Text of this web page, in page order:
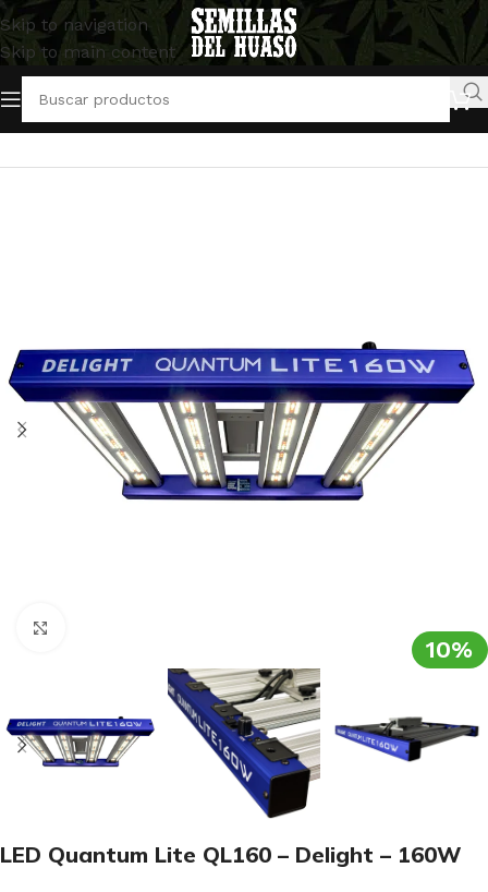
Skip to navigation
Skip to main content
Inicio/Artículos Indoor/Iluminación
10%
LED Quantum Lite QL160 – Delight – 160W